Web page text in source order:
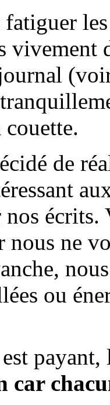
vivement
de
écrits.
nous ne
ou
payant,
car